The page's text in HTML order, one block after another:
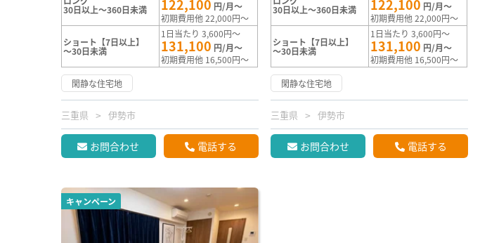
30日以上～360日未満 122,100 円/月～
初期費用他 22,000円～
ショート【7日以上】
～30日未満
1日当たり 3,600円～
131,100 円/月～
初期費用他 16,500円～
閑静な住宅地
三重県 伊勢市
お問合わせ 電話する
30日以上～360日未満 122,100 円/月～
初期費用他 22,000円～
ショート【7日以上】
～30日未満
1日当たり 3,600円～
131,100 円/月～
初期費用他 16,500円～
閑静な住宅地
三重県 伊勢市
お問合わせ 電話する
キャンペーン